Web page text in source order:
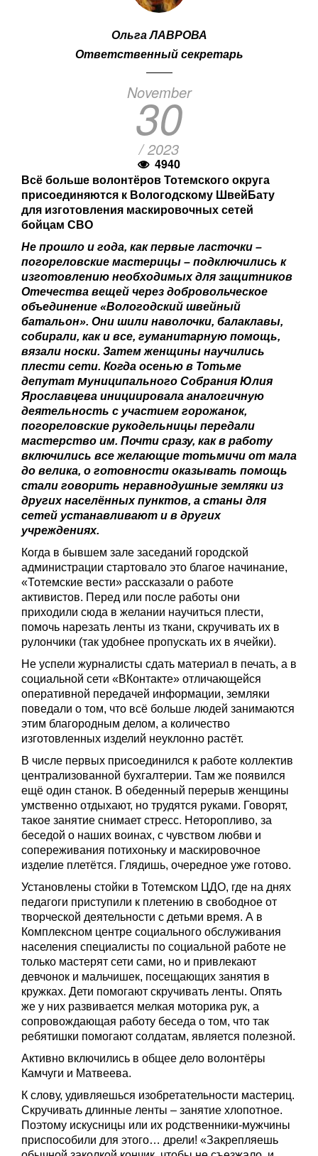
Ольга ЛАВРОВА
Ответственный секретарь
November
30
/ 2023
4940
Всё больше волонтёров Тотемского округа
присоединяются к Вологодскому ШвейБату
для изготовления маскировочных сетей
бойцам СВО
Не прошло и года, как первые ласточки –
погореловские мастерицы – подключились к
изготовлению необходимых для защитников
Отечества вещей через добровольческое
объединение «Вологодский швейный
батальон». Они шили наволочки, балаклавы,
собирали, как и все, гуманитарную помощь,
вязали носки. Затем женщины научились
плести сети. Когда осенью в Тотьме
депутат муниципального Собрания Юлия
Ярославцева инициировала аналогичную
деятельность с участием горожанок,
погореловские рукодельницы передали
мастерство им. Почти сразу, как в работу
включились все желающие тотьмичи от мала
до велика, о готовности оказывать помощь
стали говорить неравнодушные земляки из
других населённых пунктов, а станы для
сетей устанавливают и в других
учреждениях.
Когда в бывшем зале заседаний городской
администрации стартовало это благое начинание,
«Тотемские вести» рассказали о работе
активистов. Перед или после работы они
приходили сюда в желании научиться плести,
помочь нарезать ленты из ткани, скручивать их в
рулончики (так удобнее пропускать их в ячейки).
Не успели журналисты сдать материал в печать, а в
социальной сети «ВКонтакте» отличающейся
оперативной передачей информации, земляки
поведали о том, что всё больше людей занимаются
этим благородным делом, а количество
изготовленных изделий неуклонно растёт.
В числе первых присоединился к работе коллектив
централизованной бухгалтерии. Там же появился
ещё один станок. В обеденный перерыв женщины
умственно отдыхают, но трудятся руками. Говорят,
такое занятие снимает стресс. Неторопливо, за
беседой о наших воинах, с чувством любви и
сопереживания потихоньку и маскировочное
изделие плетётся. Глядишь, очередное уже готово.
Установлены стойки в Тотемском ЦДО, где на днях
педагоги приступили к плетению в свободное от
творческой деятельности с детьми время. А в
Комплексном центре социального обслуживания
населения специалисты по социальной работе не
только мастерят сети сами, но и привлекают
девчонок и мальчишек, посещающих занятия в
кружках. Дети помогают скручивать ленты. Опять
же у них развивается мелкая моторика рук, а
сопровождающая работу беседа о том, что так
ребятишки помогают солдатам, является полезной.
Активно включились в общее дело волонтёры
Камчуги и Матвеева.
К слову, удивляешься изобретательности мастериц.
Скручивать длинные ленты – занятие хлопотное.
Поэтому искусницы или их родственники-мужчины
приспособили для этого… дрели! «Закрепляешь